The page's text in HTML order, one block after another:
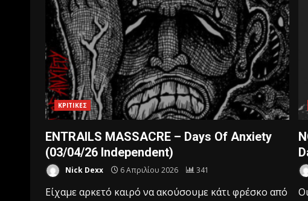
ΚΡΙΤΙΚΕΣ
ENTRAILS MASSACRE – Days Of Anxiety
(03/04/26 Independent)
Nick Dexx 6 Απριλίου 2026 341
Είχαμε αρκετό καιρό να ακούσουμε κάτι φρέσκο από